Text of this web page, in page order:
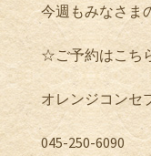
今週もみなさま
☆ご予約はこち
オレンジコンセ
045-250-6090